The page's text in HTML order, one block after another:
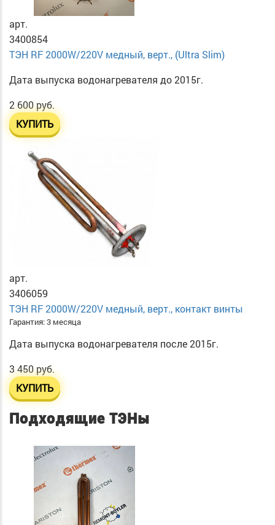
арт.
3400854
ТЭН RF 2000W/220V медный, верт., (Ultra Slim)
Дата выпуска водонагревателя до 2015г.
2 600 руб.
КУПИТЬ
арт.
3406059
ТЭН RF 2000W/220V медный, верт., контакт винты
Гарантия: 3 месяца
Дата выпуска водонагревателя после 2015г.
3 450 руб.
КУПИТЬ
Подходящие ТЭНы